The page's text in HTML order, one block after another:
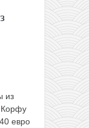
из
Корфу
евро